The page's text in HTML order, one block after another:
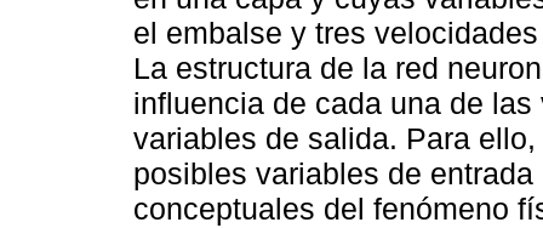
el embalse y tres
La estructura de la red
influencia de cada una de
variables de salida. Para
posibles variables de
conceptuales del fenómeno